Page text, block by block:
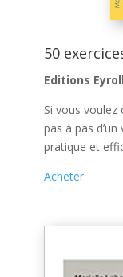
50
Editions
Si vous voulez
pas à pas
pratique et
Acheter